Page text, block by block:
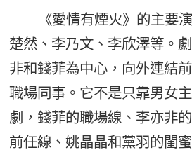
《愛情有煙火》的主要
楚然、李乃文、李欣澤等。
非和錢菲為中心，向外連結
職場同事。它不是只靠男女
劇，錢菲的職場線、李亦非
前任線、姚晶晶和黨羽的閨